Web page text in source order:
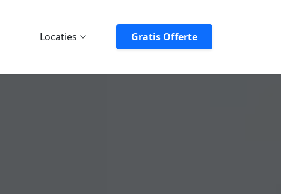
Locaties Gratis Offerte